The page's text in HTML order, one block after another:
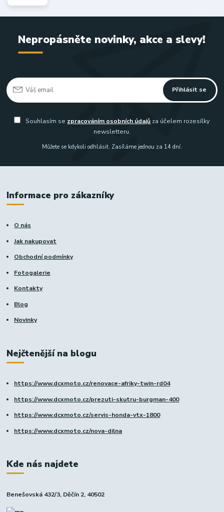
Nepropásněte novinky, akce a slevy!
Přihlásit se
Souhlasím se zpracováním osobních údajů za účelem rozesílky
newsletteru.
Můžete se kdykoli odhlásit. Zasíláme jednou za 14 dní.
Informace pro zákazníky
O nás
Jak nakupovat
Obchodní podmínky
Fotogalerie
Kontakty
Blog
Novinky
Nejčtenější na blogu
https://www.dcxmoto.cz/renovace-afriky-twin-rd04
https://www.dcxmoto.cz/prezuti-skutru-burgman-400
https://www.dcxmoto.cz/servis-honda-vtx-1800
https://www.dcxmoto.cz/nova-dilna
Kde nás najdete
Benešovská 432/3, Děčín 2, 40502